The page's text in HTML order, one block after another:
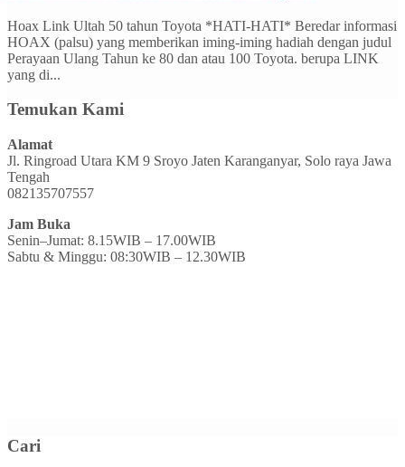
Hoax Link Ultah 50 tahun Toyota *HATI-HATI* Beredar informasi
HOAX (palsu) yang memberikan iming-iming hadiah dengan judul
Perayaan Ulang Tahun ke 80 dan atau 100 Toyota. berupa LINK
yang di...
Temukan Kami
Alamat
Jl. Ringroad Utara KM 9 Sroyo Jaten Karanganyar, Solo raya Jawa
Tengah
082135707557
Jam Buka
Senin–Jumat: 8.15WIB – 17.00WIB
Sabtu & Minggu: 08:30WIB – 12.30WIB
Cari